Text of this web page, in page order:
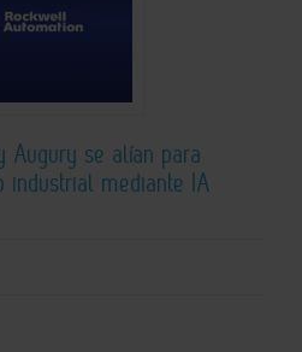
Augury se alían para
industrial mediante IA